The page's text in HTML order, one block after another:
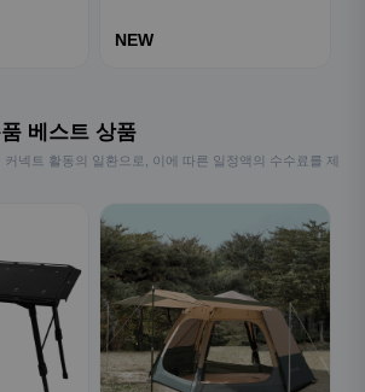
NEW
베스트 상품
넥트 활동의 일환으로, 이에 따른 일정액의 수수료를 제